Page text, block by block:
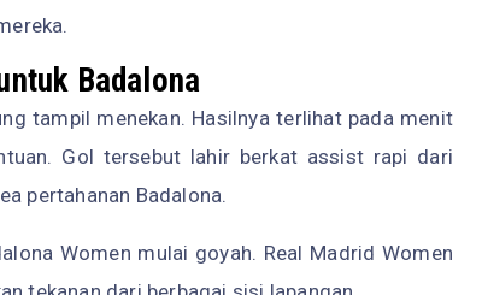
Badalona
tampil menekan. Hasilnya terlihat pada menit
Gol tersebut lahir berkat assist rapi dari
pertahanan Badalona.
Women mulai goyah. Real Madrid Women